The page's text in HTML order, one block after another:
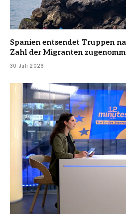
Spanien entsendet Truppen
Zahl der Migranten
30 Juli 2026